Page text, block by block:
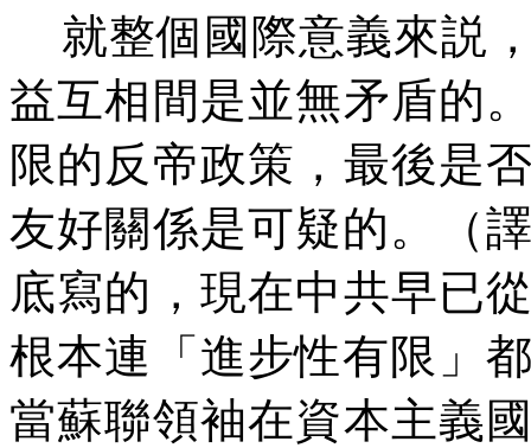
就整個國際意義來説
益互相間是並無矛盾的
限的反帝政策，最後是
友好關係是可疑的。（
底寫的，現在中共早已
根本連「進步性有限」
當蘇聯領袖在資本主義